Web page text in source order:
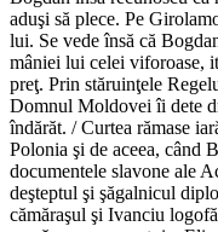
aduşi să plece. Pe
lui. Se vede însă că
mâniei lui celei viforoase,
preţ. Prin stăruinţele
Domnul Moldovei îi dete
îndărăt. / Curtea rămase
Polonia şi de aceea, când
documentele slavone ale
deşteptul şi şăgalnicul
cămăraşul şi Ivanciu